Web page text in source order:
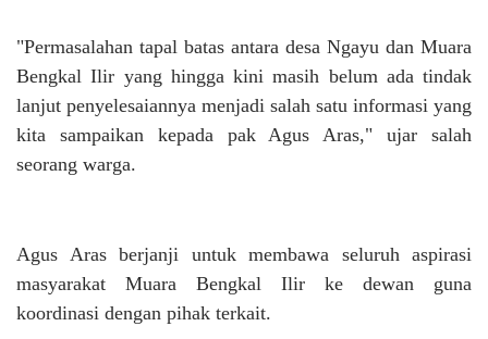
"Permasalahan tapal batas antara desa Ngayu dan Muara
Bengkal Ilir yang hingga kini masih belum ada tindak
lanjut penyelesaiannya menjadi salah satu informasi yang
kita sampaikan kepada pak Agus Aras," ujar salah
seorang warga.
Agus Aras berjanji untuk membawa seluruh aspirasi
masyarakat Muara Bengkal Ilir ke dewan guna
koordinasi dengan pihak terkait.